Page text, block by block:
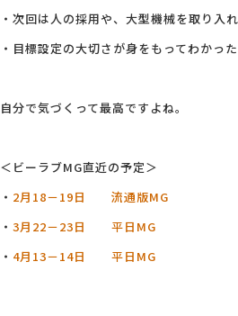
・次回は人の採用や、大型機械を取り入
・目標設定の大切さが身をもってわかった
自分で気づくって最高ですよね。
＜ビーラブMG直近の予定＞
・ 2月18－19日 流通版MG
・ 3月22－23日 平日MG
・ 4月13－14日 平日MG